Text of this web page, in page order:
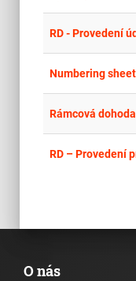
RD - Provedení
O nás